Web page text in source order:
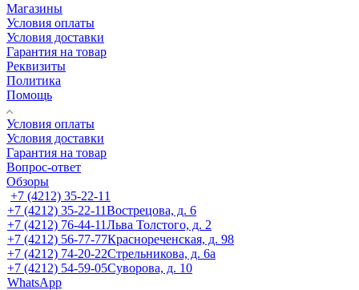
Магазины
Условия оплаты
Условия доставки
Гарантия на товар
Реквизиты
Политика
Помощь
Условия оплаты
Условия доставки
Гарантия на товар
Вопрос-ответ
Обзоры
+7 (4212) 35-22-11
+7 (4212) 35-22-11Вострецова, д. 6
+7 (4212) 76-44-11Льва Толстого, д. 2
+7 (4212) 56-77-77Краснореченская, д. 98
+7 (4212) 74-20-22Стрельникова, д. 6а
+7 (4212) 54-59-05Суворова, д. 10
WhatsApp